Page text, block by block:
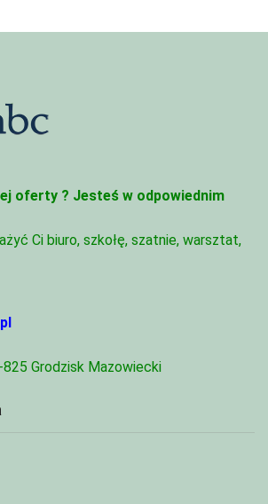
oferty ? Jesteś w odpowiednim
Ci biuro, szkołę, szatnie, warsztat,
825 Grodzisk Mazowiecki